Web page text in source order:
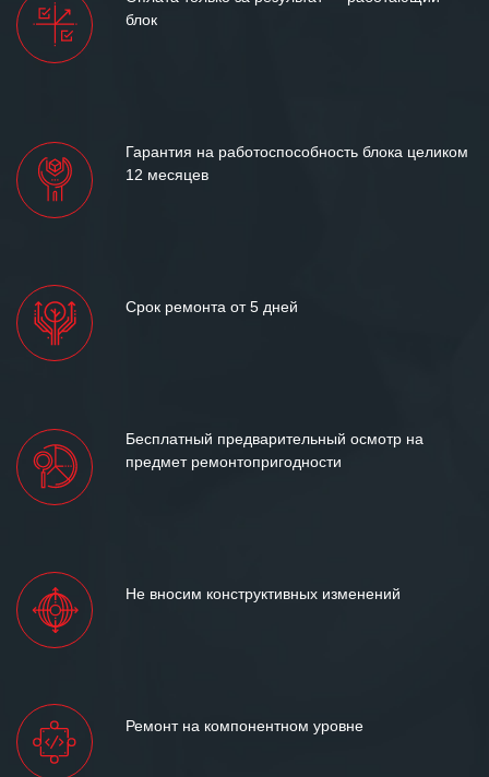
между нашими компаниями открытые
блок
Гарантия на работоспособность блока целиком
12 месяцев
Срок ремонта от 5 дней
Бесплатный предварительный осмотр на
предмет ремонтопригодности
Не вносим конструктивных изменений
Ремонт на компонентном уровне